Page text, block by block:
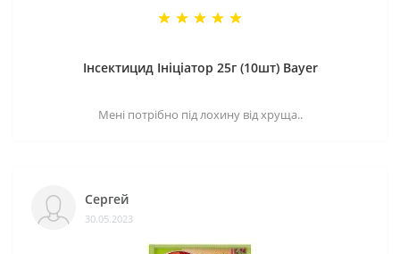
Інсектицид Ініціатор 25г (10шт) Bayer
Мені потрібно під лохину від хруща..
Сергей
30.05.2023